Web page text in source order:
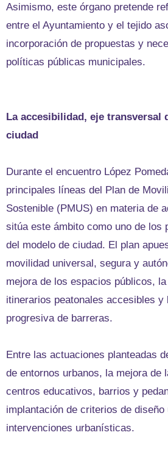
Asimismo, este órgano pretende
entre el Ayuntamiento y el tejido
incorporación de propuestas y
políticas públicas municipales.
La accesibilidad, eje transversal
ciudad
Durante el encuentro López
principales líneas del Plan de
Sostenible (PMUS) en materia de
sitúa este ámbito como uno de los
del modelo de ciudad. El plan
movilidad universal, segura y
mejora de los espacios públicos,
itinerarios peatonales accesibles y
progresiva de barreras.
Entre las actuaciones planteadas
de entornos urbanos, la mejora de
centros educativos, barrios y
implantación de criterios de
intervenciones urbanísticas.